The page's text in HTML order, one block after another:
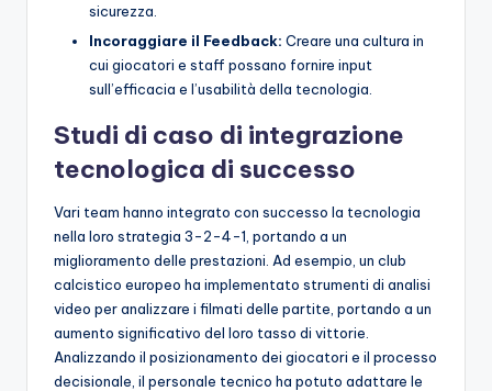
sicurezza.
Incoraggiare il Feedback: Creare una cultura in
cui giocatori e staff possano fornire input
sull’efficacia e l’usabilità della tecnologia.
Studi di caso di integrazione
tecnologica di successo
Vari team hanno integrato con successo la tecnologia
nella loro strategia 3-2-4-1, portando a un
miglioramento delle prestazioni. Ad esempio, un club
calcistico europeo ha implementato strumenti di analisi
video per analizzare i filmati delle partite, portando a un
aumento significativo del loro tasso di vittorie.
Analizzando il posizionamento dei giocatori e il processo
decisionale, il personale tecnico ha potuto adattare le